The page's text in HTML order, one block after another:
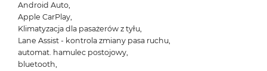
Android Auto,
Apple CarPlay,
Klimatyzacja dla pasażerów z tyłu,
Lane Assist - kontrola zmiany pasa ruchu,
automat. hamulec postojowy,
bluetooth,